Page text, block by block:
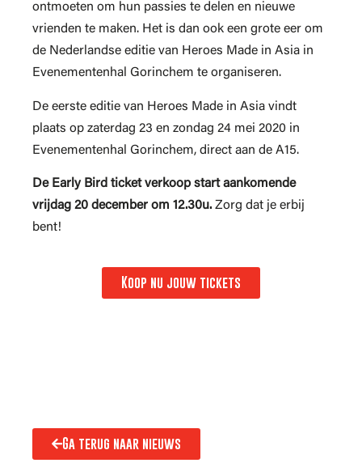
ontmoeten om hun passies te delen en nieuwe
vrienden te maken. Het is dan ook een grote eer om
de Nederlandse editie van Heroes Made in Asia in
Evenementenhal Gorinchem te organiseren.
De eerste editie van Heroes Made in Asia vindt
plaats op zaterdag 23 en zondag 24 mei 2020 in
Evenementenhal Gorinchem, direct aan de A15.
De Early Bird ticket verkoop start aankomende
vrijdag 20 december om 12.30u. Zorg dat je erbij
bent!
Koop nu jouw tickets
Ga terug naar nieuws